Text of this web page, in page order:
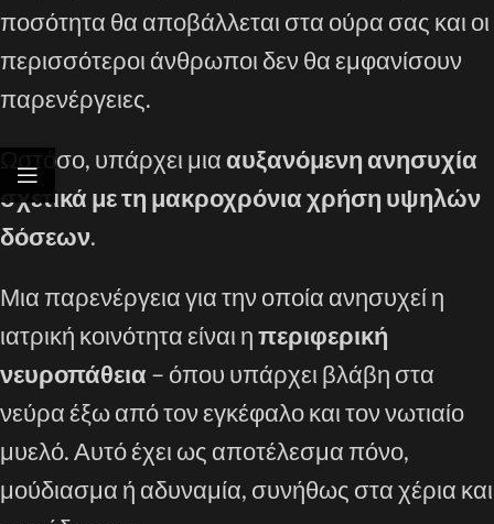
ποσότητα θα αποβάλλεται στα ούρα σας και οι
περισσότεροι άνθρωποι δεν θα εμφανίσουν
παρενέργειες.
Ωστόσο, υπάρχει μια αυξανόμενη ανησυχία
σχετικά με τη μακροχρόνια χρήση υψηλών
δόσεων.
Μια παρενέργεια για την οποία ανησυχεί η
ιατρική κοινότητα είναι ηπεριφερική
νευροπάθεια – όπου υπάρχει βλάβη στα
νεύρα έξω από τον εγκέφαλο και τον νωτιαίο
μυελό. Αυτό έχει ως αποτέλεσμα πόνο,
μούδιασμα ή αδυναμία, συνήθως στα χέρια και